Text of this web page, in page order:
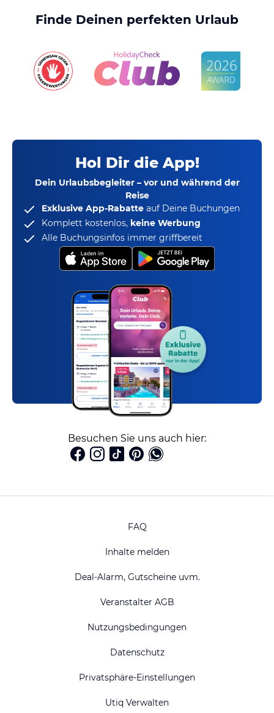
Finde Deinen perfekten Urlaub
Hol Dir die App!
Dein Urlaubsbegleiter – vor und während der
Reise
Exklusive App-Rabatte auf Deine Buchungen
Komplett kostenlos, keine Werbung
Alle Buchungsinfos immer griffbereit
Besuchen Sie uns auch hier:
FAQ
Inhalte melden
Deal-Alarm, Gutscheine uvm.
Veranstalter AGB
Nutzungsbedingungen
Datenschutz
Privatsphäre-Einstellungen
Utiq Verwalten